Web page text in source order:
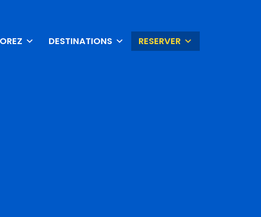
DESTINATIONS RESERVER